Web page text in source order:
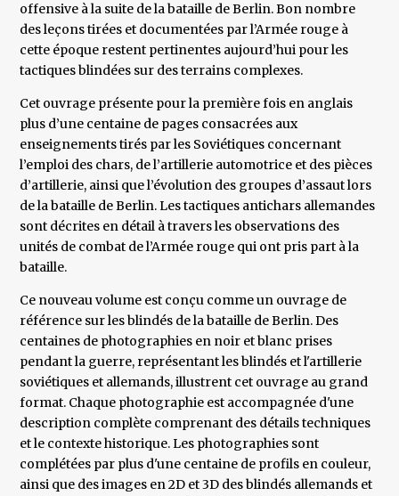
offensive à la suite de la bataille de Berlin. Bon nombre
des leçons tirées et documentées par l’Armée rouge à
cette époque restent pertinentes aujourd’hui pour les
tactiques blindées sur des terrains complexes.
Cet ouvrage présente pour la première fois en anglais
plus d’une centaine de pages consacrées aux
enseignements tirés par les Soviétiques concernant
l’emploi des chars, de l’artillerie automotrice et des pièces
d’artillerie, ainsi que l’évolution des groupes d’assaut lors
de la bataille de Berlin. Les tactiques antichars allemandes
sont décrites en détail à travers les observations des
unités de combat de l’Armée rouge qui ont pris part à la
bataille.
Ce nouveau volume est conçu comme un ouvrage de
référence sur les blindés de la bataille de Berlin. Des
centaines de photographies en noir et blanc prises
pendant la guerre, représentant les blindés et l'artillerie
soviétiques et allemands, illustrent cet ouvrage au grand
format. Chaque photographie est accompagnée d'une
description complète comprenant des détails techniques
et le contexte historique. Les photographies sont
complétées par plus d'une centaine de profils en couleur,
ainsi que des images en 2D et 3D des blindés allemands et